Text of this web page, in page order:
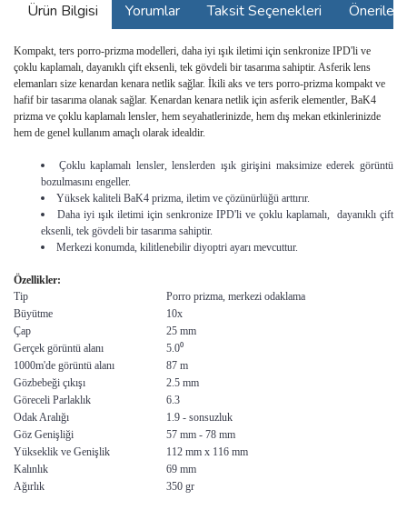
Ürün Bilgisi Yorumlar Taksit Seçenekleri
Kompakt, ters porro-prizma modelleri, daha iyi ışık iletimi için senkronize IPD'li ve
çoklu kaplamalı, dayanıklı çift eksenli, tek gövdeli bir tasarıma sahiptir. Asferik lens
elemanları size kenardan kenara netlik sağlar. İkili aks ve ters porro-prizma kompakt ve
hafif bir tasarıma olanak sağlar. Kenardan kenara netlik için asferik elementler, BaK4
prizma ve çoklu kaplamalı lensler, hem seyahatlerinizde, hem dış mekan etkinlerinizde
hem de genel kullanım amaçlı olarak idealdir.
Çoklu kaplamalı lensler, lenslerden ışık girişini maksimize ederek görüntü
bozulmasını engeller.
Yüksek kaliteli BaK4 prizma, iletim ve çözünürlüğü arttırır.
Daha iyi ışık iletimi için senkronize IPD'li ve çoklu kaplamalı, dayanıklı çift
eksenli, tek gövdeli bir tasarıma sahiptir.
Merkezi konumda, kilitlenebilir diyoptri ayarı mevcuttur.
Özellikler:
Tip
Porro prizma, merkezi odaklama
Büyütme
10x
Çap
25 mm
Gerçek görüntü alanı
5.0⁰
1000m'de görüntü alanı
87 m
Gözbebeği çıkışı
2.5 mm
Göreceli Parlaklık
6.3
Odak Aralığı
1.9 - sonsuzluk
Göz Genişliği
57 mm - 78 mm
Yükseklik ve Genişlik
112 mm x 116 mm
Kalınlık
69 mm
Ağırlık
350 gr